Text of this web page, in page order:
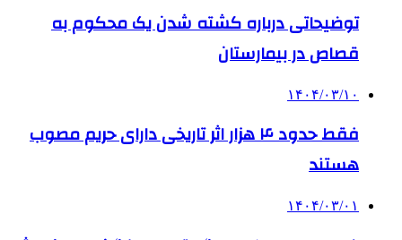
توضیحاتی درباره کشته شدن یک محکوم به
قصاص در بیمارستان
۱۴۰۴/۰۳/۱۰
فقط حدود ۴ هزار اثر تاریخی دارای حریم مصوب
هستند
۱۴۰۴/۰۳/۰۱